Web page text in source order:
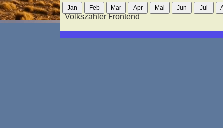
Volkszähler Frontend